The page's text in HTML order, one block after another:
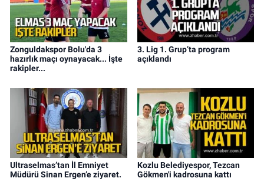
Zonguldakspor Bolu'da 3
hazırlık maçı oynayacak... İşte
rakipler...
3. Lig 1. Grup’ta program
açıklandı
Ultraselmas’tan İl Emniyet
Müdürü Sinan Ergen’e ziyaret.
Kozlu Belediyespor, Tezcan
Gökmen'i kadrosuna kattı